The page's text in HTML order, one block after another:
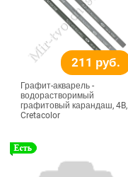
211 руб.
Графит-акварель -
водорастворимый
графитовый карандаш, 4B,
Cretacolor